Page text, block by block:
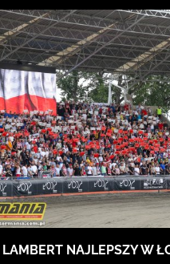
LAMBERT NAJLEPSZY W